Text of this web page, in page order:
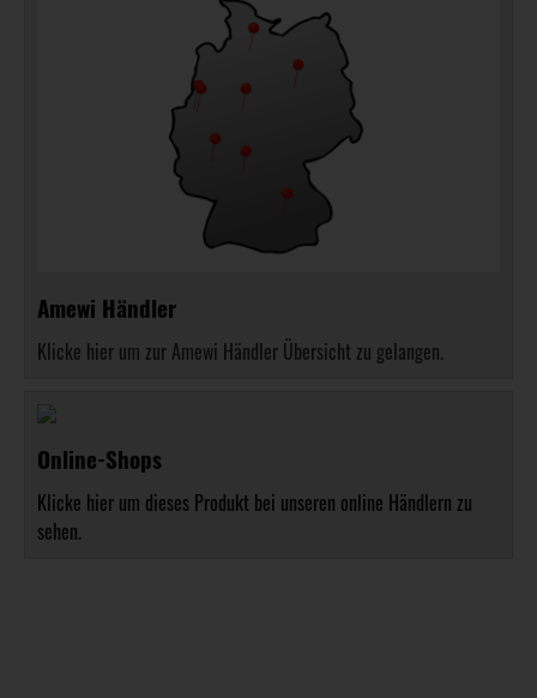
Amewi Händler
Klicke hier um zur Amewi Händler Übersicht zu gelangen.
Online-Shops
Klicke hier um dieses Produkt bei unseren online Händlern zu
sehen.